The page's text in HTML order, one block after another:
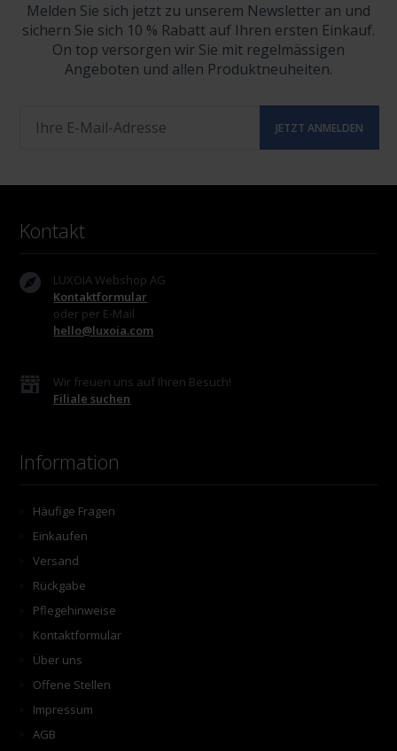
Melden Sie sich jetzt zu unserem Newsletter an und
sichern Sie sich 10 % Rabatt auf Ihren ersten Einkauf.
On top versorgen wir Sie mit regelmässigen
Angeboten und allen Produktneuheiten.
Kontakt
LUXOIA Webshop AG
Kontaktformular
oder per E-Mail
hello@luxoia.com
Wir freuen uns auf Ihren Besuch!
Filiale suchen
Information
Häufige Fragen
Einkaufen
Versand
Rückgabe
Pflegehinweise
Kontaktformular
Über uns
Offene Stellen
Impressum
AGB